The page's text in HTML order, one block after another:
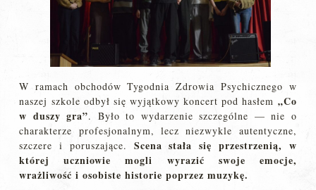
W ramach obchodów Tygodnia Zdrowia Psychicznego w
naszej szkole odbył się wyjątkowy koncert pod hasłem „Co
w duszy gra”. Było to wydarzenie szczególne — nie o
charakterze profesjonalnym, lecz niezwykle autentyczne,
szczere i poruszające. Scena stała się przestrzenią, w
której uczniowie mogli wyrazić swoje emocje,
wrażliwość i osobiste historie poprzez muzykę.